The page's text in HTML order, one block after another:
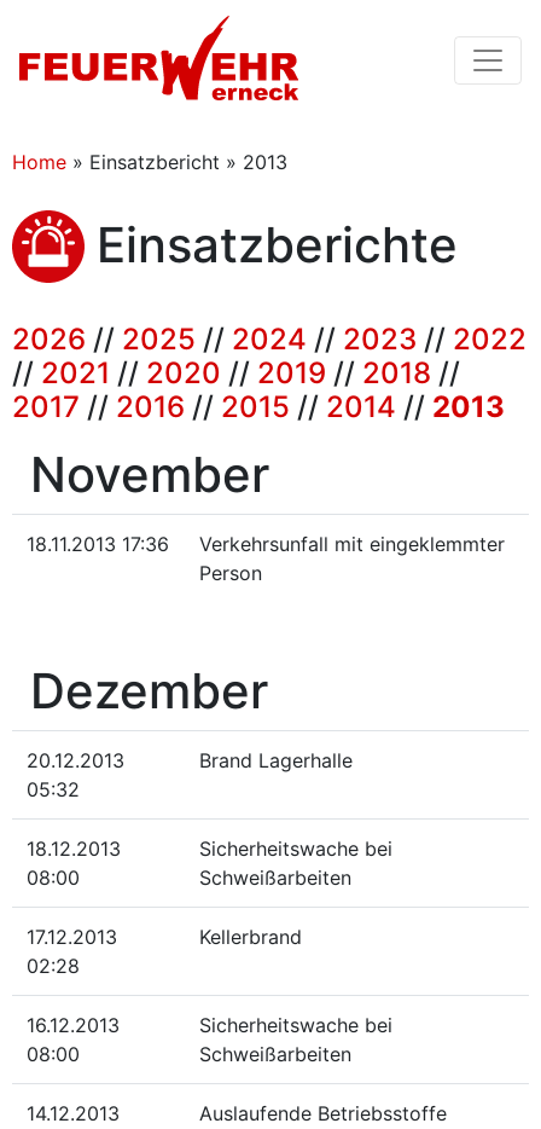
Home » Einsatzbericht » 2013
Einsatzberichte
2026 // 2025 // 2024 // 2023 // 2022
// 2021 // 2020 // 2019 // 2018 //
2017 // 2016 // 2015 // 2014 // 2013
November
18.11.2013 17:36
Verkehrsunfall mit eingeklemmter
Person
Dezember
20.12.2013
05:32
Brand Lagerhalle
18.12.2013
08:00
Sicherheitswache bei
Schweißarbeiten
17.12.2013
02:28
Kellerbrand
16.12.2013
08:00
Sicherheitswache bei
Schweißarbeiten
14.12.2013
Auslaufende Betriebsstoffe